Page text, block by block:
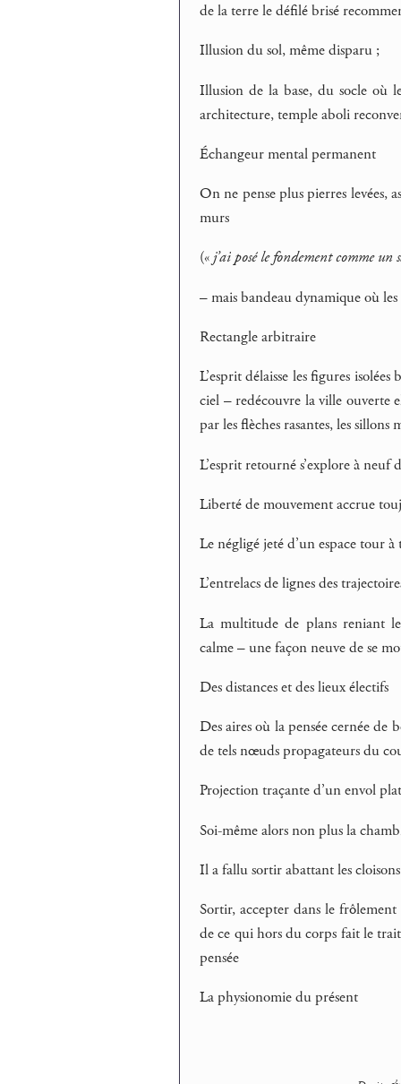
de la terre le défilé brisé
Illusion du sol, même disparu ;
Illusion de la base, du socle où
architecture, temple aboli
Échangeur mental permanent
On ne pense plus pierres levées,
murs
(«j’ai posé le fondement comme un
– mais bandeau dynamique où
Rectangle arbitraire
L’esprit délaisse les figures
ciel – redécouvre la ville ouverte
par les flèches rasantes, les sillons
L’esprit retourné s’explore à
Liberté de mouvement accrue
Le négligé jeté d’un espace tour
L’entrelacs de lignes des
La multitude de plans reniant
calme – une façon neuve de se
Des distances et des lieux électifs
Des aires où la pensée cernée de
de tels nœuds propagateurs du
Projection traçante d’un envol
Soi-même alors non plus la
Il a fallu sortir abattant les
Sortir, accepter dans le
de ce qui hors du corps fait le
pensée
La physionomie du présent